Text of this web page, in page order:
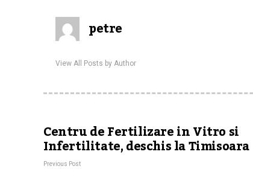
petre
View All Posts by Author
Centru de Fertilizare in Vitro si
Infertilitate, deschis la Timisoara
Previous Post